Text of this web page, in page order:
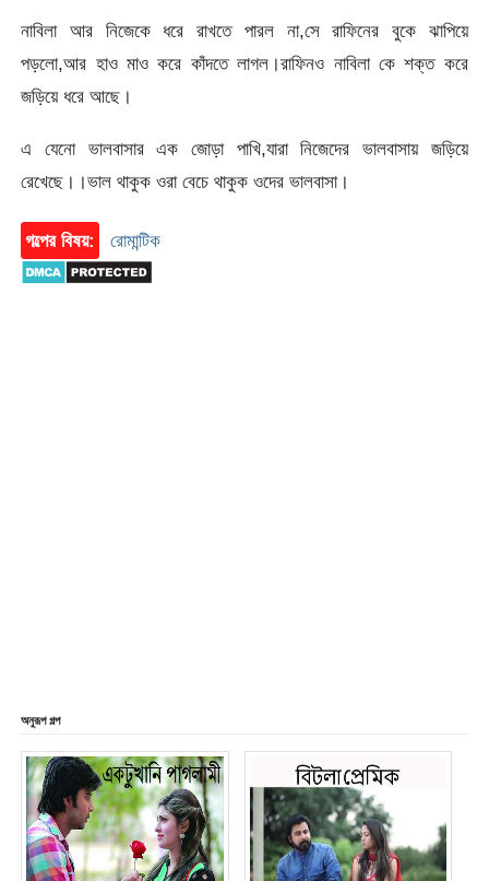
নাবিলা আর নিজেকে ধরে রাখতে পারল না,সে রাফিনের বুকে ঝাপিয়ে
পড়লো,আর হাও মাও করে কাঁদতে লাগল।রাফিনও নাবিলা কে শক্ত করে
জড়িয়ে ধরে আছে।
এ যেনো ভালবাসার এক জোড়া পাখি,যারা নিজেদের ভালবাসায় জড়িয়ে
রেখেছে।।ভাল থাকুক ওরা বেচে থাকুক ওদের ভালবাসা।
গল্পের বিষয়: রোমান্টিক
অনুরূপ গল্প